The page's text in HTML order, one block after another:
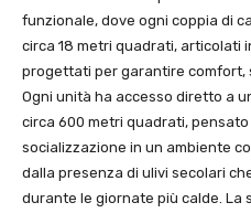
funzionale, dove ogni coppia di
circa 18 metri quadrati, articolati
progettati per garantire comfort,
Ogni unità ha accesso diretto a
circa 600 metri quadrati,
socializzazione in un ambiente
dalla presenza di ulivi secolari
durante le giornate più calde. La